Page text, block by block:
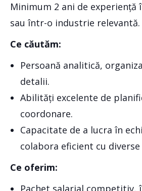
Minimum 2 ani de
sau într-o industrie relevantă.
Ce căutăm:
Persoană analitică,
detalii.
Abilități excelente de
coordonare.
Capacitate de a lucra în
colabora eficient cu
Ce oferim:
Pachet salarial competitiv,